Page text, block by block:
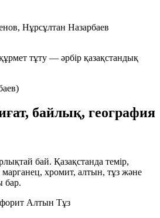
Нұрсұлтан Назарбаев
тұту — әрбір қазақстандық
байлық, география
бай. Қазақстанда темір,
хромит, алтын, тұз және
бар.
Алтын Тұз